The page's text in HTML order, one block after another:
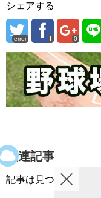
シェアする
error 0
関連記事
記事は見つかりませ